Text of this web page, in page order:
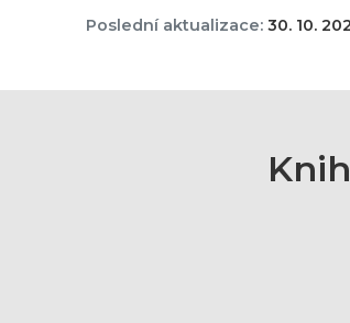
Poslední aktualizace:30. 10.